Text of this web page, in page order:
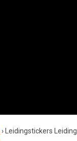
›
Leidingstickers